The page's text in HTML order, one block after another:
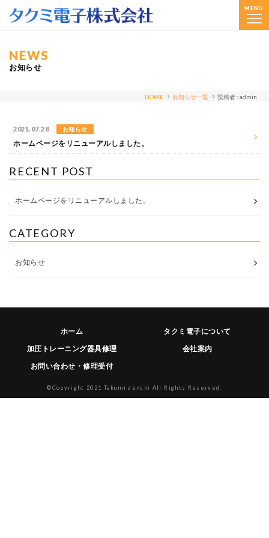
MENU
NEWS
お知らせ
HOME お知らせ一覧 投稿者 : admin
2021.07.28 お知らせ
ホームページをリニューアルしました。
RECENT POST
ホームページをリニューアルしました。
CATEGORY
お知らせ
ホーム
タクミ電子について
加圧トレーニング器具修理
会社案内
お問い合わせ・修理受付
©Copyright 2021 Takumi denshi All Rights Reserved.